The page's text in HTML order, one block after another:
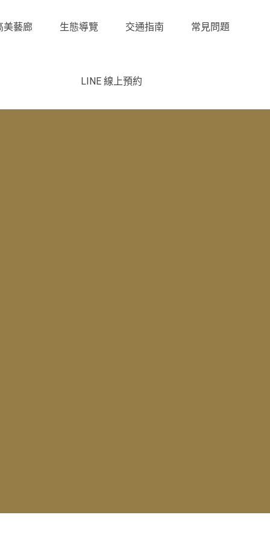
美藝廊 生態導覽 交通指南 常見問題
LINE 線上預約